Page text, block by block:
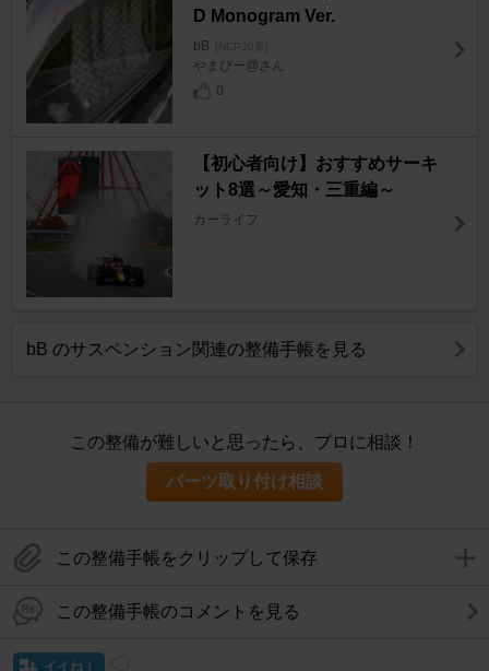
D Monogram Ver.
bB [NCP30系]
やまぴー@さん
0
【初心者向け】おすすめサーキ
ット8選～愛知・三重編～
カーライフ
bB のサスペンション関連の整備手帳を見る
この整備が難しいと思ったら、プロに相談！
パーツ取り付け相談
この整備手帳をクリップして保存
この整備手帳のコメントを見る
イイね！